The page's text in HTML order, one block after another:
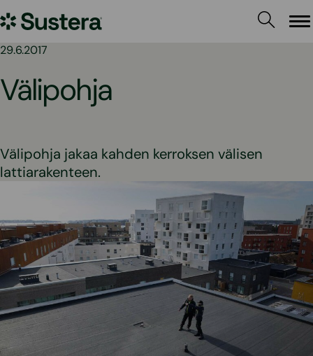
sisältöön
Sustera
29.6.2017
Välipohja
Välipohja jakaa kahden kerroksen välisen
lattiarakenteen.